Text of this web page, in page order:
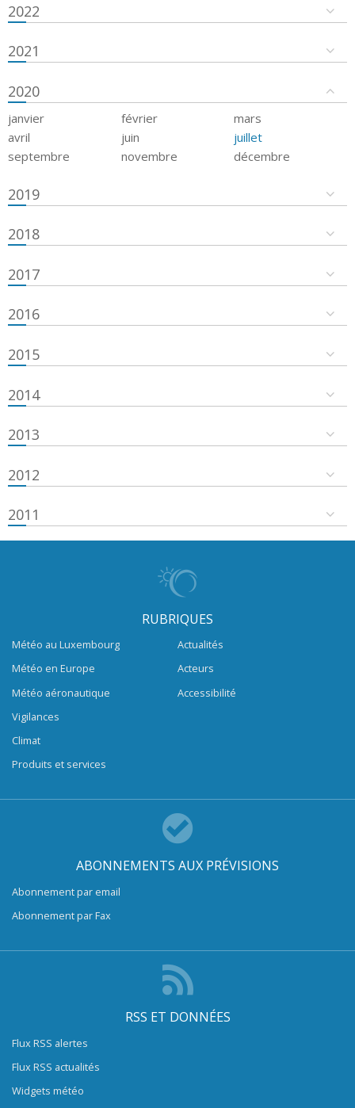
2022
2021
2020
janvier février
mars
avril
juin
juillet
septembre
novembre décembre
2019
2018
2017
2016
2015
2014
2013
2012
2011
RUBRIQUES
Météo au Luxembourg
Météo en Europe
Météo aéronautique
Vigilances
Climat
Produits et services
Actualités
Acteurs
Accessibilité
ABONNEMENTS AUX PRÉVISIONS
Abonnement par email
Abonnement par Fax
RSS ET DONNÉES
Flux RSS alertes
Flux RSS actualités
Widgets météo